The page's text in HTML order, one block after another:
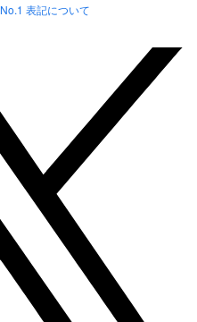
No.1 表記について